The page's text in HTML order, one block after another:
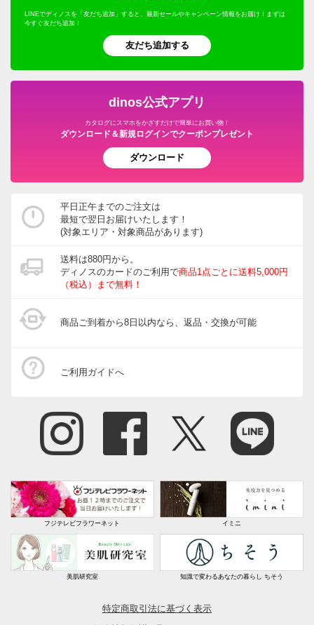
LINEでディノスを「友だち追加」すると、最新セールやキャンペーン情報をお届け！まずは
今すぐ友だち追加！
友だち追加する
dinos公式アプリ
カタログにスマホをかざすだけで簡単にお買い物！
ダウンロード＆新規ログインでクーポンプレゼント
ダウンロード
平日正午までのご注文は
最短で翌日お届けいたします！
(対象エリア・対象商品があります)
送料は880円から。
ディノスのカードのご利用で商品1点ごとに送料5,000円
（税込）まで無料！
商品ご到着から8日以内なら、返品・交換が可能
ご利用ガイドへ
フジテレビフラワーネット イミニ
美肌研究室 知識で変わるあなたの暮らし ちそう
特定商取引法に基づく表示